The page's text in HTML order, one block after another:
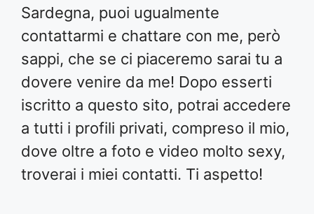
Sardegna, puoi ugualmente
contattarmi e chattare con me, però
sappi, che se ci piaceremo sarai tu a
dovere venire da me! Dopo esserti
iscritto a questo sito, potrai accedere
a tutti i profili privati, compreso il mio,
dove oltre a foto e video molto sexy,
troverai i miei contatti. Ti aspetto!